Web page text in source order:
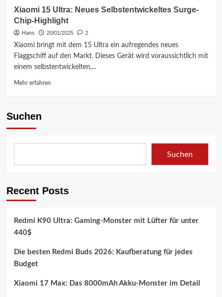
behebt
Probleme
mit
dem
Control
Center
in
Xiaomi 15 Ultra: Neues Selbstentwickeltes Surge-
Chip-Highlight
Hans 20/01/2025 2
Xiaomi bringt mit dem 15 Ultra ein aufregendes neues
Flaggschiff auf den Markt. Dieses Gerät wird voraussichtlich mit
einem selbstentwickelten,...
Mehr erfahrenMehr
Chip-
Suchen
Suchen
Recent Posts
Redmi K90 Ultra: Gaming-Monster mit Lüfter für unter
440$
Die besten Redmi Buds 2026: Kaufberatung für jedes
Budget
Xiaomi 17 Max: Das 8000mAh Akku-Monster im Detail